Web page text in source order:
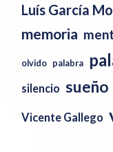
Luís García
memoria
olvido palabra
silencio sueño
Vicente Gallego